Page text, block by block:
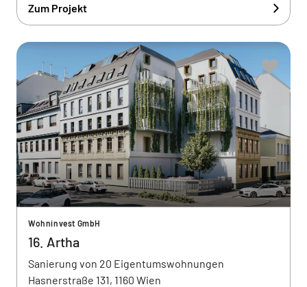
Zum Projekt
Wohninvest GmbH
16. Artha
Sanierung von 20 Eigentumswohnungen
Hasnerstraße 131, 1160 Wien